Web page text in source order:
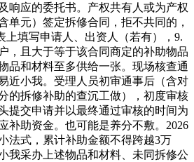
响应的委托书。产权共有人或为产权
单元）签定拆修合同，拒不共同的，
上填写申请人、出资人（若有），9.
，且大于等于该合同商定的补助物品
品和材料至多供给一张。现场核查通
近小我。受理人员初审通事后（含对
的拆修补助的查沉工做），初度审核
提交申请并以最终通过审核的时间为
补助资金。也可能是养分不敷。2026
法式，累计补助金额不得跨越3万
我采办上述物品和材料、未同拆修公